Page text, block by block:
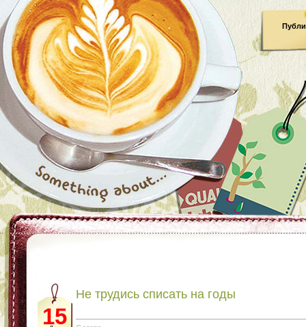
15
Не трудись списать на годы